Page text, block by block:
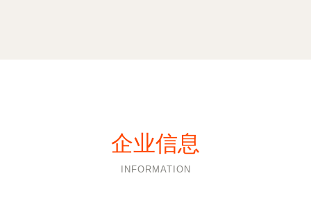
企业信息
INFORMATION